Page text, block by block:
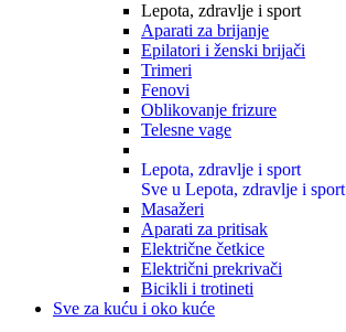
Lepota, zdravlje i sport
Aparati za brijanje
Epilatori i ženski brijači
Trimeri
Fenovi
Oblikovanje frizure
Telesne vage
Lepota, zdravlje i sport
Sve u Lepota, zdravlje i sport
Masažeri
Aparati za pritisak
Električne četkice
Električni prekrivači
Bicikli i trotineti
Sve za kuću i oko kuće